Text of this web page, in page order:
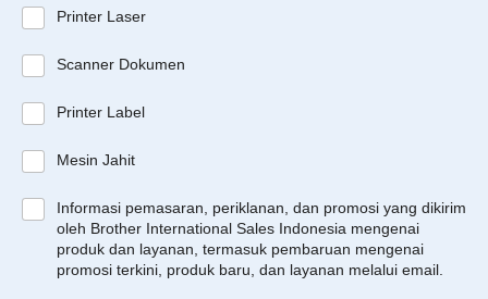
Printer Laser
Scanner Dokumen
Printer Label
Mesin Jahit
Informasi pemasaran, periklanan, dan promosi yang dikirim
oleh Brother International Sales Indonesia mengenai
produk dan layanan, termasuk pembaruan mengenai
promosi terkini, produk baru, dan layanan melalui email.